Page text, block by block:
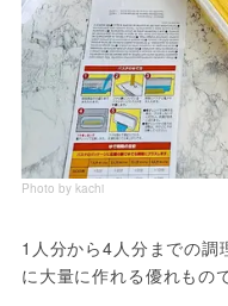
Photo by kachi
1人分から4人分までの調
に大量に作れる優れもの